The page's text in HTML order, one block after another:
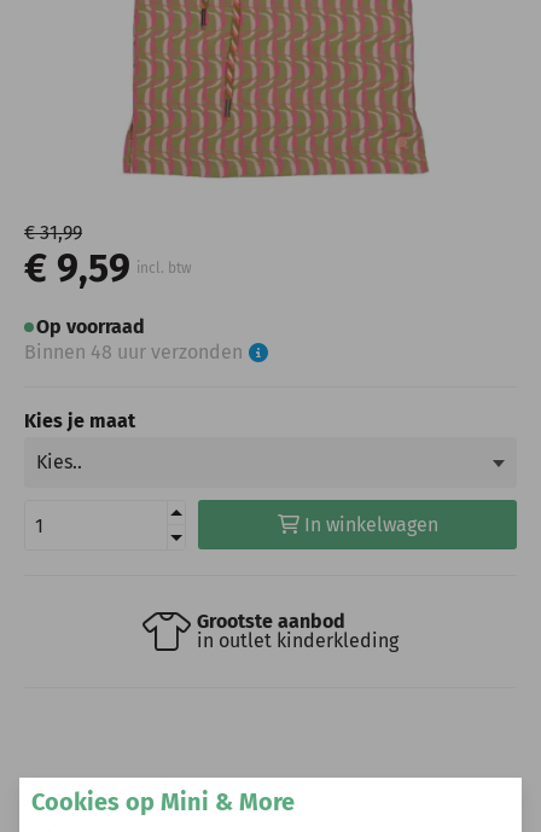
€ 31,99
€ 9,59 incl. btw
Op voorraad
Binnen 48 uur verzonden
Kies je maat
In winkelwagen
Grootste aanbod
in outlet kinderkleding
Omschrijving
Cookies op Mini & More